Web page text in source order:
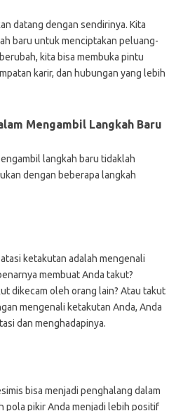
datang dengan sendirinya. Kita
baru untuk menciptakan peluang-
kita bisa membuka pintu
karir, dan hubungan yang lebih
Mengambil Langkah Baru
langkah baru tidaklah
dengan beberapa langkah
ketakutan adalah mengenali
membuat Anda takut?
dikecam oleh orang lain? Atau takut
mengenali ketakutan Anda, Anda
dan menghadapinya.
bisa menjadi penghalang dalam
pola pikir Anda menjadi lebih positif